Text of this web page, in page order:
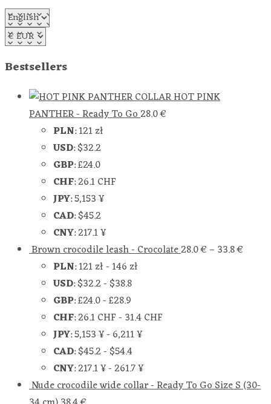
Bestsellers
HOT PINK
PANTHER - Ready To Go28.0€
PLN:121 zł
USD:$32.2
GBP:£24.0
CHF:26.1 CHF
JPY:5,153 ¥
CAD:$45.2
CNY:217.1 ¥
Brown crocodile leash - Crocolate28.0€– 33.8€
PLN:121 zł-146 zł
USD:$32.2- $38.8
GBP:£24.0-£28.9
CHF:26.1 CHF- 31.4 CHF
JPY:5,153 ¥- 6,211 ¥
CAD:$45.2- $54.4
CNY:217.1 ¥- 261.7 ¥
Nude crocodile wide collar - Ready To Go Size S (30-